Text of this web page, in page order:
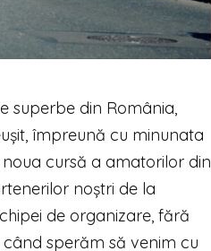
superbe din România,
împreună cu minunata
cursă a amatorilor din
noștri de la
de organizare, fără
sperăm să venim cu